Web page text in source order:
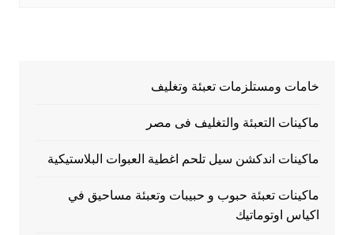
خامات ومستلزمات تعبئة وتغليف
ماكينات التعبئة والتغليف فى مصر
ماكينات اندكشن سيل تلحم اغطية العبوات البلاستيكية
ماكينات تعبئة حبوب و حبيبات وتعبئة مساحيق في
اكياس اوتوماتيك